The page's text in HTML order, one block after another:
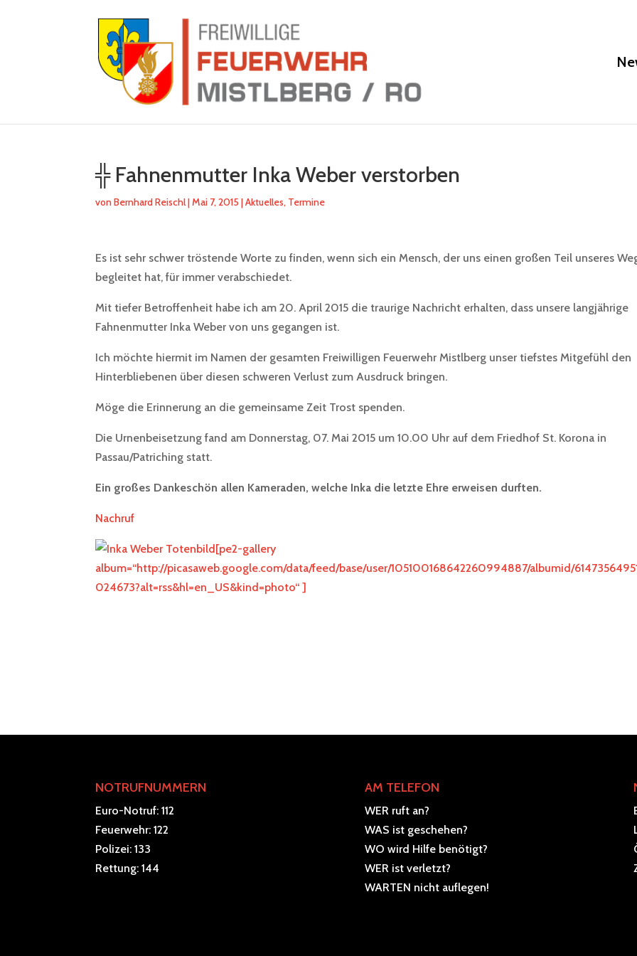
╬ Fahnenmutter Inka Weber verstorben
vonBernhard Reischl|Mai 7, 2015 |Aktuelles, Termine
Es ist sehr schwer tröstende Worte zu finden, wenn sich ein Mensch, der uns einen großen Teil unseres
begleitet hat, für immer verabschiedet.
Mit tiefer Betroffenheit habe ich am 20. April 2015 die traurige Nachricht erhalten, dass unsere langjährige
Fahnenmutter Inka Weber von uns gegangen ist.
Ich möchte hiermit im Namen der gesamten Freiwilligen Feuerwehr Mistlberg unser tiefstes Mitgefühl den
Hinterbliebenen über diesen schweren Verlust zum Ausdruck bringen.
Möge die Erinnerung an die gemeinsame Zeit Trost spenden.
Die Urnenbeisetzung fand am Donnerstag, 07. Mai 2015 um 10.00 Uhr auf dem Friedhof St. Korona in
Passau/Patriching statt.
Ein großes Dankeschön allen Kameraden, welche Inka die letzte Ehre erweisen durften.
Nachruf
[pe2-gallery
album=“http://picasaweb.google.com/data/feed/base/user/105100168642260994887/albumid/
024673?alt=rss&hl=en_US&kind=photo“ ]
NOTRUFNUMMERN
Euro-Notruf: 112
Feuerwehr: 122
Polizei: 133
Rettung: 144
AM TELEFON
WER ruft an?
WAS ist geschehen?
WO wird Hilfe benötigt?
WER ist verletzt?
WARTEN nicht auflegen!